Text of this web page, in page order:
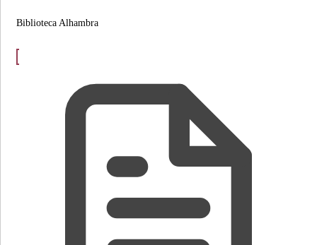
Biblioteca Alhambra